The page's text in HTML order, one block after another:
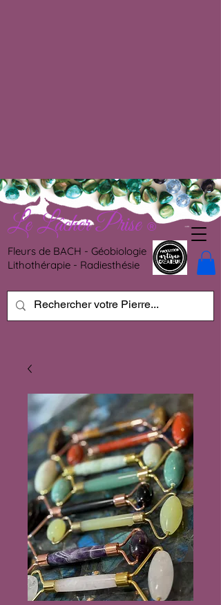
Le Lâcher Prise ®
Fleurs de BACH - Géobiologie
Lithothérapie - Radiesthésie